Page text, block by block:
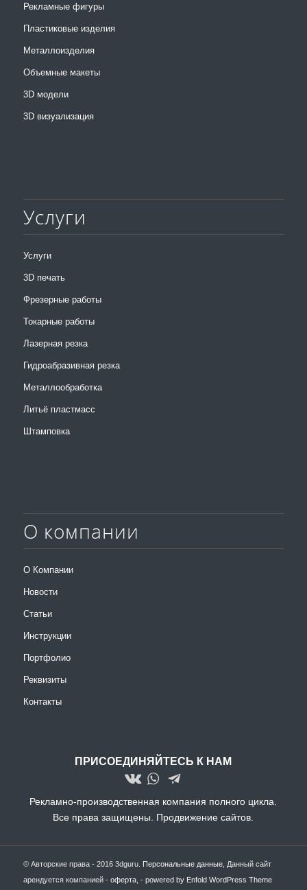
Рекламные фигуры
Пластиковые изделия
Металлоизделия
Объемные макеты
3D модели
3D визуализация
Услуги
Услуги
3D печать
Фрезерные работы
Токарные работы
Лазерная резка
Гидроабразивная резка
Металлообработка
Литьё пластмасс
Штамповка
О компании
О Компании
Новости
Статьи
Инструкции
Портфолио
Реквизиты
Контакты
ПРИСОЕДИНЯЙТЕСЬ К НАМ
Рекламно-производственная компания полного цикла.
Все права защищены. Продвижение сайтов.
© Авторские права - 2016 3dguru. Персональные данные, Данный сайт
арендуется компанией - оферта, - powered by Enfold WordPress Theme